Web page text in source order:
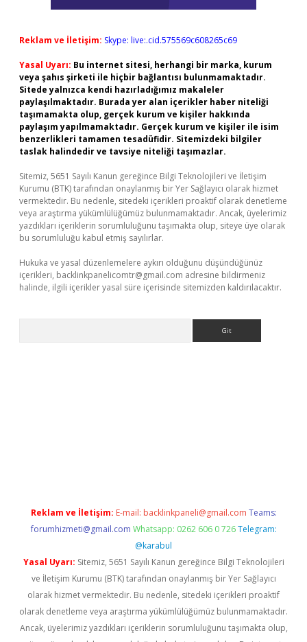
Reklam ve İletişim: Skype: live:.cid.575569c608265c69
Yasal Uyarı: Bu internet sitesi, herhangi bir marka, kurum
veya şahıs şirketi ile hiçbir bağlantısı bulunmamaktadır.
Sitede yalnızca kendi hazırladığımız makaleler
paylaşılmaktadır. Burada yer alan içerikler haber niteliği
taşımamakta olup, gerçek kurum ve kişiler hakkında
paylaşım yapılmamaktadır. Gerçek kurum ve kişiler ile isim
benzerlikleri tamamen tesadüfidir. Sitemizdeki bilgiler
taslak halindedir ve tavsiye niteliği taşımazlar.
Sitemiz, 5651 Sayılı Kanun gereğince Bilgi Teknolojileri ve İletişim
Kurumu (BTK) tarafından onaylanmış bir Yer Sağlayıcı olarak hizmet
vermektedir. Bu nedenle, sitedeki içerikleri proaktif olarak denetleme
veya araştırma yükümlülüğümüz bulunmamaktadır. Ancak, üyelerimiz
yazdıkları içeriklerin sorumluluğunu taşımakta olup, siteye üye olarak
bu sorumluluğu kabul etmiş sayılırlar.
Hukuka ve yasal düzenlemelere aykırı olduğunu düşündüğünüz
içerikleri, backlinkpanelicomtr@gmail.com adresine bildirmeniz
halinde, ilgili içerikler yasal süre içerisinde sitemizden kaldırılacaktır.
Reklam ve İletişim: E-mail: backlinkpaneli@gmail.com Teams:
forumhizmeti@gmail.com Whatsapp: 0262 606 0 726 Telegram:
@karabul
Yasal Uyarı: Sitemiz, 5651 Sayılı Kanun gereğince Bilgi Teknolojileri
ve İletişim Kurumu (BTK) tarafından onaylanmış bir Yer Sağlayıcı
olarak hizmet vermektedir. Bu nedenle, sitedeki içerikleri proaktif
olarak denetleme veya araştırma yükümlülüğümüz bulunmamaktadır.
Ancak, üyelerimiz yazdıkları içeriklerin sorumluluğunu taşımakta olup,